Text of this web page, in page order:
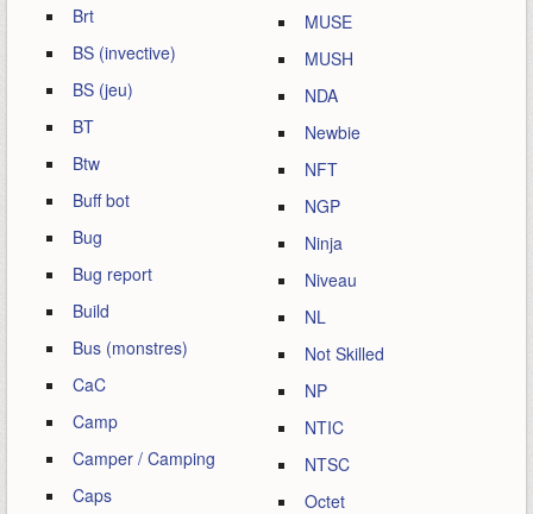
Brt
BS (invective)
BS (jeu)
BT
Btw
Buff bot
Bug
Bug report
Build
Bus (monstres)
CaC
Camp
Camper / Camping
Caps
MUSE
MUSH
NDA
Newbie
NFT
NGP
Ninja
Niveau
NL
Not Skilled
NP
NTIC
NTSC
Octet